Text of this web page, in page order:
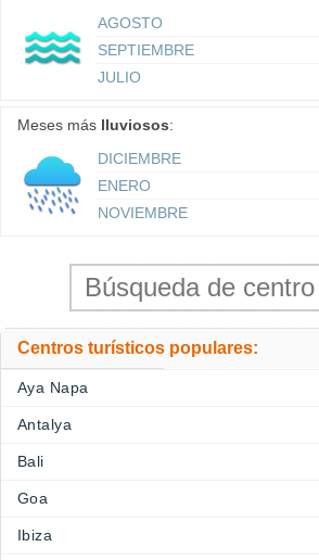
AGOSTO
SEPTIEMBRE
JULIO
Meses más lluviosos:
DICIEMBRE
ENERO
NOVIEMBRE
Centros turísticos populares:
Aya Napa
Antalya
Bali
Goa
Ibiza